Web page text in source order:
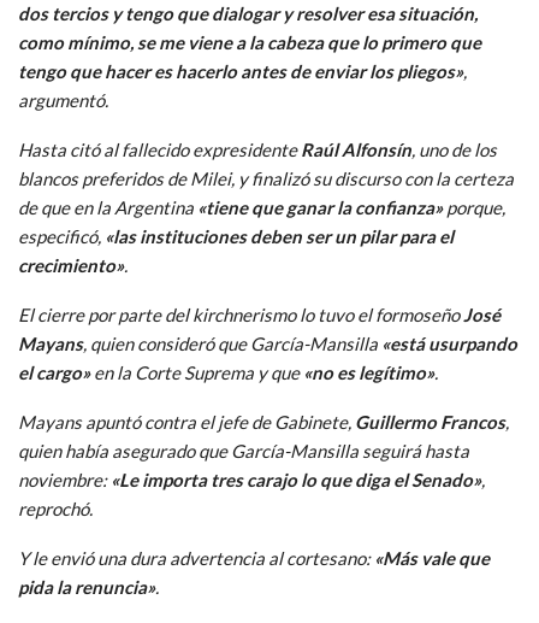
dos tercios y tengo que dialogar y resolver esa situación,
como mínimo, se me viene a la cabeza que lo primero que
tengo que hacer es hacerlo antes de enviar los pliegos»,
argumentó.
Hasta citó al fallecido expresidenteRaúl Alfonsín, uno de los
blancos preferidos de Milei, y finalizó su discurso con la certeza
de que en la Argentina «tiene que ganar la confianza»porque,
especificó, «las instituciones deben ser un pilar para el
crecimiento».
El cierre por parte del kirchnerismo lo tuvo el formoseñoJosé
Mayans, quien consideró que García-Mansilla «está usurpando
el cargo»en la Corte Suprema y que «no es legítimo».
Mayans apuntó contra el jefe de Gabinete, Guillermo Francos,
quien había asegurado que García-Mansilla seguirá hasta
noviembre: «Le importa tres carajo lo que diga el Senado»,
reprochó.
Y le envió una dura advertencia al cortesano: «Más vale que
pida la renuncia».